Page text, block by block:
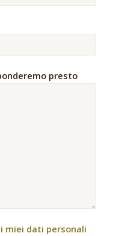
presto
miei dati personali